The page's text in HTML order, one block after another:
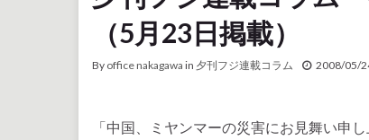
（5月23日掲載）
By office nakagawa in 夕刊フジ連載コラム 2008/05/
「中国、ミヤンマーの災害にお見舞い申し